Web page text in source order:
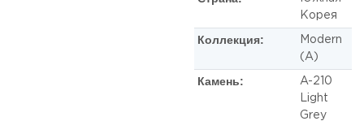
Корея
Коллекция:
Modern
(A)
Камень:
A-210
Light
Grey